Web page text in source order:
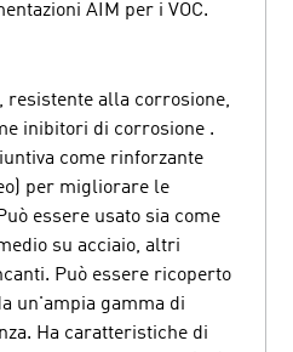
AIM per i VOC.
resistente alla corrosione,
inibitori di corrosione .
come rinforzante
per migliorare le
essere usato sia come
su acciaio, altri
Può essere ricoperto
un'ampia gamma di
Ha caratteristiche di